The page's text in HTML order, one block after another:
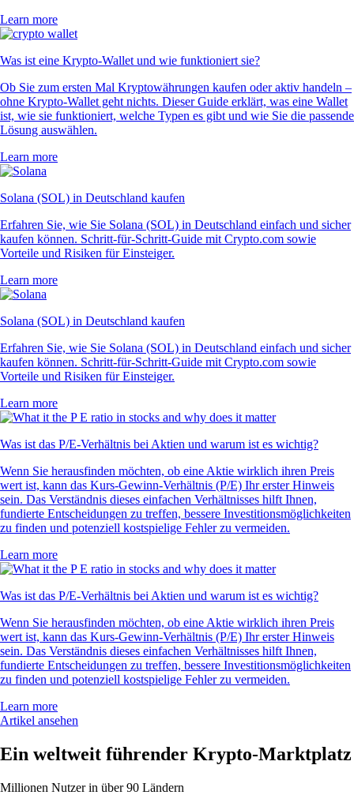
Learn more
Was ist eine Krypto-Wallet und wie funktioniert sie?
Ob Sie zum ersten Mal Kryptowährungen kaufen oder aktiv handeln –
ohne Krypto-Wallet geht nichts. Dieser Guide erklärt, was eine Wallet
ist, wie sie funktioniert, welche Typen es gibt und wie Sie die passende
Lösung auswählen.
Learn more
Solana (SOL) in Deutschland kaufen
Erfahren Sie, wie Sie Solana (SOL) in Deutschland einfach und sicher
kaufen können. Schritt-für-Schritt-Guide mit Crypto.com sowie
Vorteile und Risiken für Einsteiger.
Learn more
Solana (SOL) in Deutschland kaufen
Erfahren Sie, wie Sie Solana (SOL) in Deutschland einfach und sicher
kaufen können. Schritt-für-Schritt-Guide mit Crypto.com sowie
Vorteile und Risiken für Einsteiger.
Learn more
Was ist das P/E-Verhältnis bei Aktien und warum ist es wichtig?
Wenn Sie herausfinden möchten, ob eine Aktie wirklich ihren Preis
wert ist, kann das Kurs-Gewinn-Verhältnis (P/E) Ihr erster Hinweis
sein. Das Verständnis dieses einfachen Verhältnisses hilft Ihnen,
fundierte Entscheidungen zu treffen, bessere Investitionsmöglichkeiten
zu finden und potenziell kostspielige Fehler zu vermeiden.
Learn more
Was ist das P/E-Verhältnis bei Aktien und warum ist es wichtig?
Wenn Sie herausfinden möchten, ob eine Aktie wirklich ihren Preis
wert ist, kann das Kurs-Gewinn-Verhältnis (P/E) Ihr erster Hinweis
sein. Das Verständnis dieses einfachen Verhältnisses hilft Ihnen,
fundierte Entscheidungen zu treffen, bessere Investitionsmöglichkeiten
zu finden und potenziell kostspielige Fehler zu vermeiden.
Learn more
Artikel ansehen
Ein weltweit führender Krypto-Marktplatz
Millionen Nutzer in über 90 Ländern